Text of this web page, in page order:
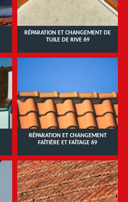
RÉPARATION ET CHANGEMENT DE
TUILE DE RIVE 69
RÉPARATION ET CHANGEMENT
FAÎTIÈRE ET FAÎTAGE 69